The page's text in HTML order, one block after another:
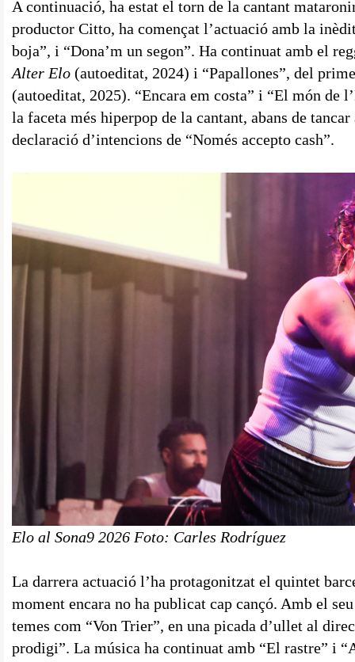
A continuació, ha estat el torn de la cantant
productor Citto, ha començat l’actuació amb la
boja”, i “Dona’m un segon”. Ha continuat amb el
Alter Elo (autoeditat, 2024) i “Papallones”, del
(autoeditat, 2025). “Encara em costa” i “El món de
la faceta més hiperpop de la cantant, abans de
declaració d’intencions de “Només accepto cash”.
Elo al Sona9 2026 Foto: Carles Rodríguez
La darrera actuació l’ha protagonitzat el quintet
moment encara no ha publicat cap cançó. Amb el
temes com “Von Trier”, en una picada d’ullet al
prodigi”. La música ha continuat amb “El rastre” i